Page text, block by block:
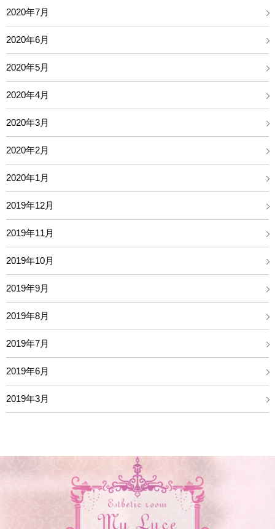
2020年7月
2020年6月
2020年5月
2020年4月
2020年3月
2020年2月
2020年1月
2019年12月
2019年11月
2019年10月
2019年9月
2019年8月
2019年7月
2019年6月
2019年3月